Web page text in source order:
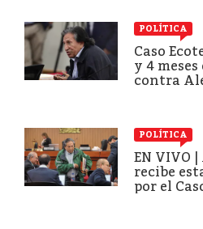
POLÍTICA
Caso
y 4
contra
POLÍTICA
EN VIVO
recibe
por el